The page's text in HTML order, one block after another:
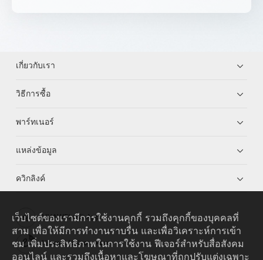
เกี่ยวกับเรา
วิธีการซื้อ
พาร์ทเนอร์
แหล่งข้อมูล
ควิกลิงค์
HUAWEI eKit App
Huawei HiKnow App
เว็บไซต์ของเรามีการใช้งานคุกกี้ รวมถึงคุกกี้ของบุคคลที่
สาม เพื่อให้มีการทำงานราบรื่น และเพื่อวิเคราะห์การเข้า
ชม เพิ่มประสิทธิภาพในการใช้งาน ฟีเจอร์สำหรับสื่อสังคม
ออนไลน์ และรวมถึงเนื้อหาและโฆษณาที่ถูกปรับแต่งเฉพาะ